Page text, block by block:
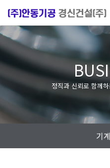
정직과 신뢰로 함께
기